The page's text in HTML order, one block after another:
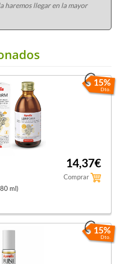
haremos llegar en la mayor
15%
Dto.
14,37€
Comprar
ml)
15%
Dto.